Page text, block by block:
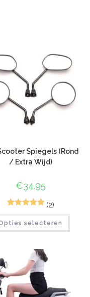
Spiegels (Rond
/ Extra Wijd)
€34.95
5.00op 5
waarderinge
n
(2)
selecteren